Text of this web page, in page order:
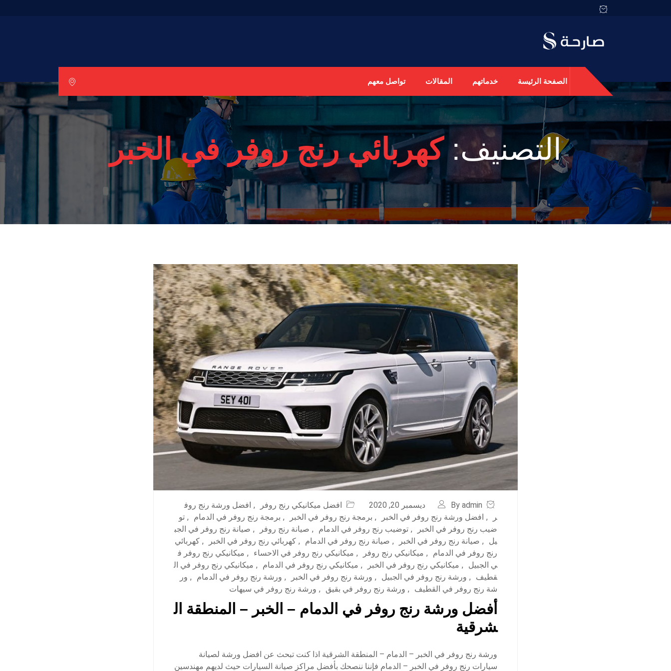
الصفحة الرئيسة خدماتهم المقالات تواصل معهم
التصنيف:كهربائي رنج روفر في الخبر
By admin ديسمبر 20, 2020 افضل ميكانيكي رنج روفر , افضل ورشة رنج روف
ر
, افضل ورشة رنج روفر في الخبر , برمجة رنج روفر في الخبر , برمجة رنج روفر في الدمام , تو
ضيب رنج روفر في الخبر
, توضيب رنج روفر في الدمام , صيانة رنج روفر , صيانة رنج روفر في الجب
يل
, صيانة رنج روفر في الخبر , صيانة رنج روفر في الدمام , كهربائي رنج روفر في الخبر , كهربائي
رنج روفر في الدمام
, ميكانيكي رنج روفر , ميكانيكي رنج روفر في الاحساء , ميكانيكي رنج روفر ف
ي الجبيل
, ميكانيكي رنج روفر في الخبر , ميكانيكي رنج روفر في الدمام , ميكانيكي رنج روفر في ال
قطيف
, ورشة رنج روفر في الجبيل , ورشة رنج روفر في الخبر , ورشة رنج روفر في الدمام , ور
شة رنج روفر في القطيف
, ورشة رنج روفر في بقيق , ورشة رنج روفر في سيهات
أفضل ورشة رنج روفر في الدمام – الخبر – المنطقة ال
شرقية
ورشة رنج روفر في الخبر – الدمام – المنطقة الشرقية اذا كنت تبحث عن افضل ورشة لصيانة
سيارات رنج روفر في الخبر – الدمام فإننا ننصحك بأفضل مراكز صيانة السيارات حيث لديهم مهندسين